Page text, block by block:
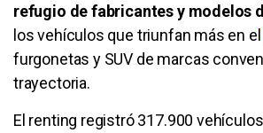
refugio de fabricantes y modelos
los vehículos que triunfan más en el
furgonetas y SUV de marcas
trayectoria.
El renting registró 317.900